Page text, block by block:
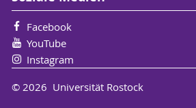
Facebook
YouTube
Instagram
© 2026 Universität Rostock